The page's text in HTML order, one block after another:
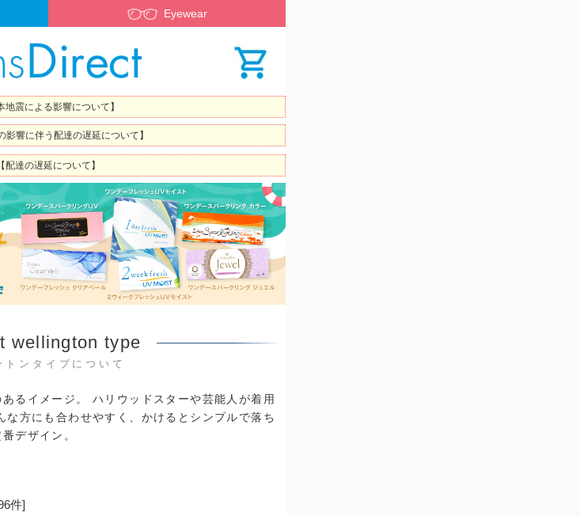
Eyewear
地震による影響について】
影響に伴う配達の遅延について】
【配達の遅延について】
wellington type
トンタイプについて
るイメージ。 ハリウッドスターや芸能人が着用
な方にも合わせやすく、かけるとシンプルで落ち
デザイン。
件]